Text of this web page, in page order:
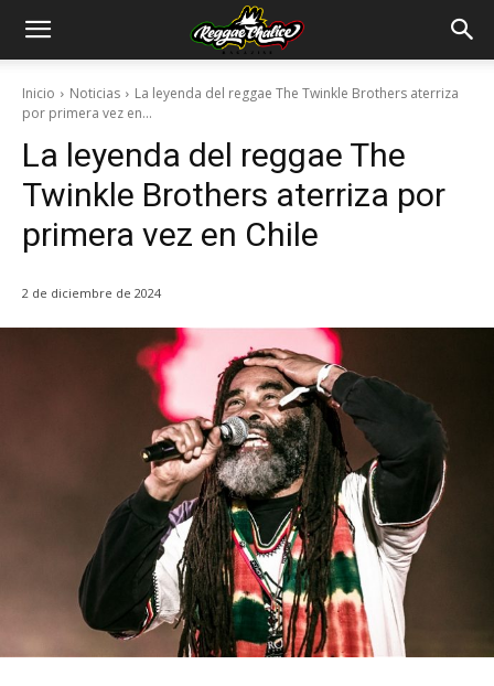
Inicio Noticias
La leyenda del reggae The Twinkle Brothers aterriza
por primera vez en...
La leyenda del reggae The
Twinkle Brothers aterriza por
primera vez en Chile
2 de diciembre de 2024